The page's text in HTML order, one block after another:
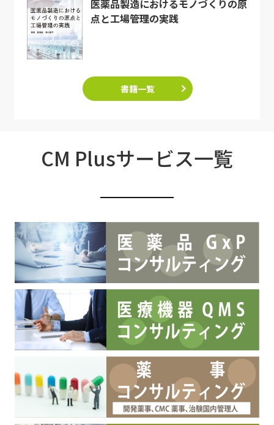
医薬品製造におけるモノづくりの原
点と工場管理の実践
書籍一覧
CM Plusサービス一覧